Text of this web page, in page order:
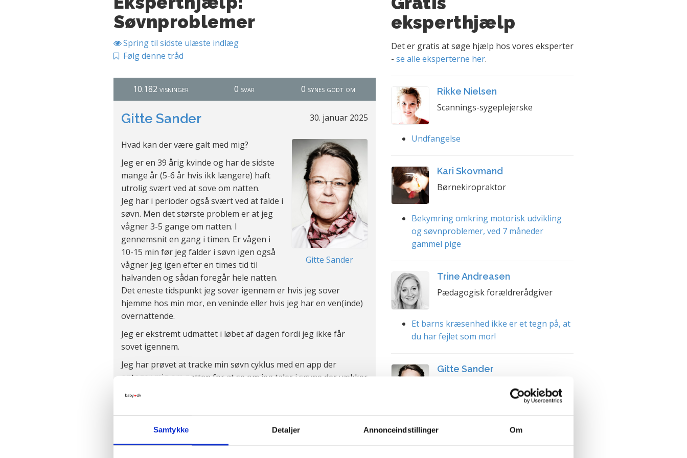
Samtykke Detaljer Annonceindstillinger Om
Søvnproblemer
Spring til sidste ulæste indlæg
Følg denne tråd
10.182 visninger 0 svar 0 synes godt om
30. januar 2025
Gitte Sander
Gitte Sander
Hvad kan der være galt med mig?
Jeg er en 39 årig kvinde og har de sidste
mange år (5-6 år hvis ikk længere) haft
utrolig svært ved at sove om natten.
Jeg har i perioder også svært ved at falde i
søvn. Men det største problem er at jeg
vågner 3-5 gange om natten. I
gennemsnit en gang i timen. Er vågen i
10-15 min før jeg falder i søvn igen også
vågner jeg igen efter en times tid til
halvanden og sådan foregår hele natten.
Det eneste tidspunkt jeg sover igennem er hvis jeg sover
hjemme hos min mor, en veninde eller hvis jeg har en ven(inde)
overnattende.
Jeg er ekstremt udmattet i løbet af dagen fordi jeg ikke får
sovet igennem.
Jeg har prøvet at tracke min søvn cyklus med en app der
optager mig om natten for at se om jeg taler i søvne der vækker
eksperthjælp
Det er gratis at søge hjælp hos vores eksperter
- se alle eksperterne her.
Rikke Nielsen
Scannings-sygeplejerske
Undfangelse
Kari Skovmand
Børnekiropraktor
Bekymring omkring motorisk udvikling
og søvnproblemer, ved 7 måneder
gammel pige
Trine Andreasen
Pædagogisk forældrerådgiver
Et barns kræsenhed ikke er et tegn på, at
du har fejlet som mor!
Gitte Sander
Søvnproblemer
Faderskab set med bedstes øjne